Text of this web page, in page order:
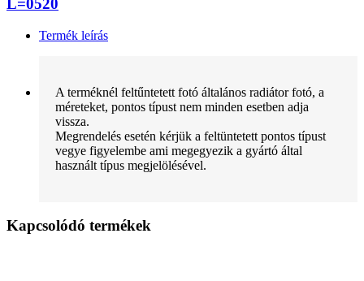
L=0520
Termék leírás
A terméknél feltűntetett fotó általános radiátor fotó, a
méreteket, pontos típust nem minden esetben adja
vissza.
Megrendelés esetén kérjük a feltüntetett pontos típust
vegye figyelembe ami megegyezik a gyártó által
használt típus megjelölésével.
Kapcsolódó termékek